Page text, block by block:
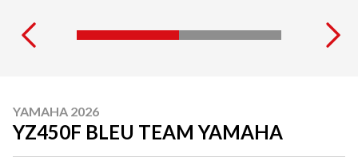
YAMAHA 2026
YZ450F BLEU TEAM YAMAHA